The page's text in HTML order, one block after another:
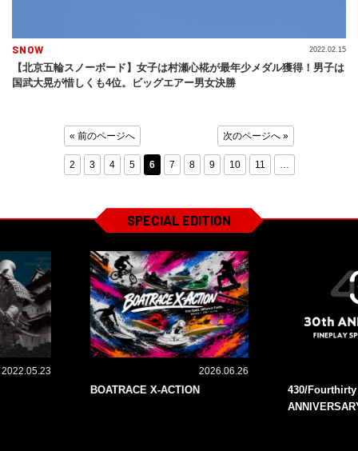
SNOW
【北京五輪スノーボード】女子は村瀬心椛が最年少メダル獲得！男子は
国武大晃が惜しくも4位。ビッグエアー男女決勝
2022.02.15
« 前のページへ
2 3 4 5 6 7 8 9 10 11
次のページへ »
SPECIAL EDITION
2022.05.23 2026.06.26
BOATRACE X-ACTION
430/